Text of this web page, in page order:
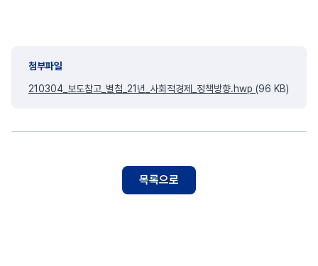
첨부파일
210304_보도참고_별첨_21년_사회적경제_정책방향.hwp (96 KB)
목록으로